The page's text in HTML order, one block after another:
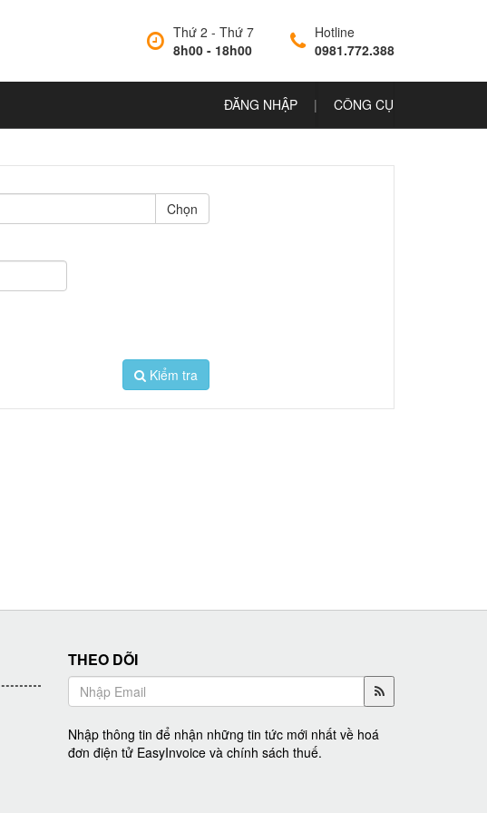
Thứ 2 - Thứ 7
8h00 - 18h00
Hotline
0981.772.388
ĐĂNG NHẬP | CÔNG CỤ
Chọn
Kiểm tra
THEO DÕI
Nhập thông tin để nhận những tin tức mới nhất về hoá
đơn điện tử EasyInvoice và chính sách thuế.